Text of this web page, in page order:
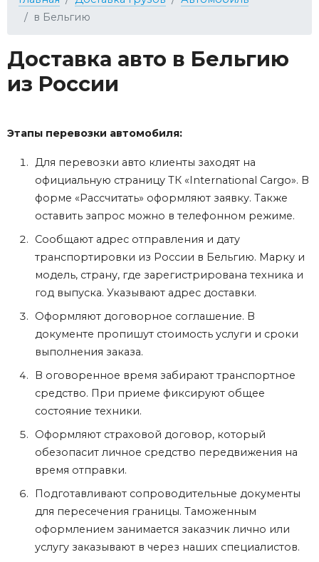
в Бельгию
Доставка авто в Бельгию
из России
Этапы перевозки автомобиля:
Для перевозки авто клиенты заходят на
официальную страницу ТК «International Cargo». В
форме «Рассчитать» оформляют заявку. Также
оставить запрос можно в телефонном режиме.
Сообщают адрес отправления и дату
транспортировки из России в Бельгию. Марку и
модель, страну, где зарегистрирована техника и
год выпуска. Указывают адрес доставки.
Оформляют договорное соглашение. В
документе пропишут стоимость услуги и сроки
выполнения заказа.
В оговоренное время забирают транспортное
средство. При приеме фиксируют общее
состояние техники.
Оформляют страховой договор, который
обезопасит личное средство передвижения на
время отправки.
Подготавливают сопроводительные документы
для пересечения границы. Таможенным
оформлением занимается заказчик лично или
услугу заказывают в через наших специалистов.